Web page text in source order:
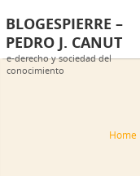
BLOGESPIERRE –
PEDRO J. CANUT
e-derecho y sociedad del
conocimiento
Home